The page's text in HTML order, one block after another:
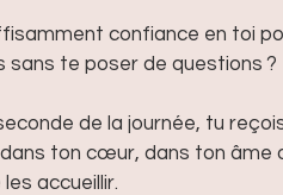
confiance en toi
sans te poser de questions ?
de la journée, tu
ton cœur, dans ton âme
accueillir.